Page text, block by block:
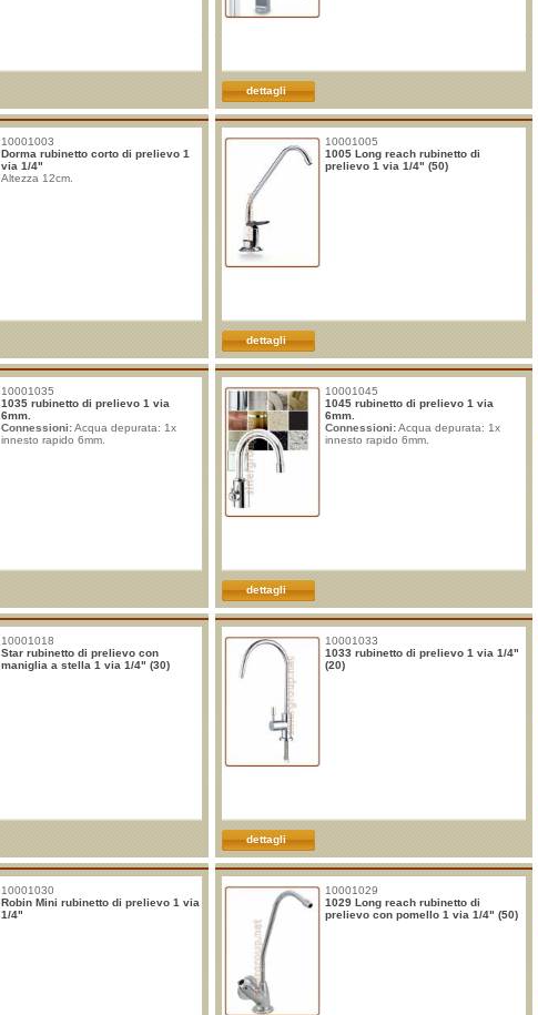
dettagli
10001003
Dorma rubinetto corto di prelievo 1
via 1/4"
Altezza 12cm.
10001005
1005 Long reach rubinetto di
prelievo 1 via 1/4" (50)
dettagli
10001035
1035 rubinetto di prelievo 1 via
6mm.
Connessioni:Acqua depurata: 1x
innesto rapido 6mm.
10001045
1045 rubinetto di prelievo 1 via
6mm.
Connessioni:Acqua depurata: 1x
innesto rapido 6mm.
dettagli
10001018
Star rubinetto di prelievo con
maniglia a stella 1 via 1/4" (30)
10001033
1033 rubinetto di prelievo 1 via 1/4"
(20)
dettagli
10001030
Robin Mini rubinetto di prelievo 1 via
1/4"
10001029
1029 Long reach rubinetto di
prelievo con pomello 1 via 1/4" (50)